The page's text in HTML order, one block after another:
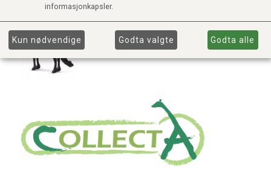
informasjonkapsler.
Kun nødvendige Godta valgte Godta alle